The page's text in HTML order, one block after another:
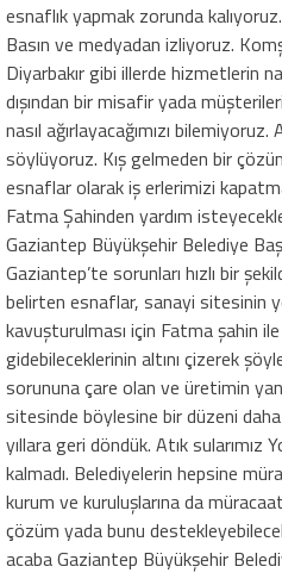
esnaflık yapmak zorunda kalıyoruz.
Basın ve medyadan izliyoruz.
Diyarbakır gibi illerde hizmetlerin
dışından bir misafir yada
nasıl ağırlayacağımızı
söylüyoruz. Kış gelmeden bir
esnaflar olarak iş erlerimizi
Fatma Şahinden yardım
Gaziantep Büyükşehir Belediye
Gaziantep’te sorunları hızlı bir
belirten esnaflar, sanayi sitesinin
kavuşturulması için Fatma şahin
gidebileceklerinin altını çizerek
sorununa çare olan ve üretimin
sitesinde böylesine bir düzeni
yıllara geri döndük. Atık sularımız
kalmadı. Belediyelerin hepsine
kurum ve kuruluşlarına da
çözüm yada bunu
acaba Gaziantep Büyükşehir